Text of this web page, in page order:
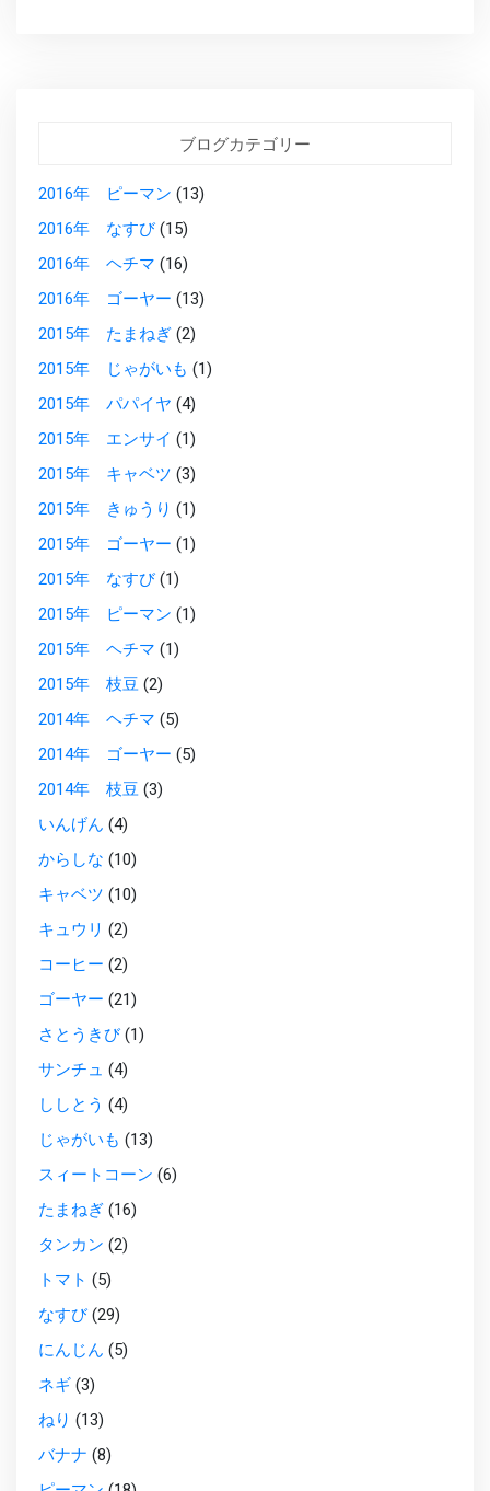
ブログカテゴリー
2016年 ピーマン (13)
2016年 なすび(15)
2016年 ヘチマ (16)
2016年 ゴーヤー (13)
2015年 たまねぎ (2)
2015年 じゃがいも (1)
2015年 パパイヤ (4)
2015年 エンサイ (1)
2015年 キャベツ (3)
2015年 きゅうり (1)
2015年 ゴーヤー (1)
2015年 なすび(1)
2015年 ピーマン (1)
2015年 ヘチマ (1)
2015年 枝豆 (2)
2014年 ヘチマ (5)
2014年 ゴーヤー (5)
2014年 枝豆 (3)
いんげん (4)
からしな (10)
キャベツ (10)
キュウリ (2)
コーヒー (2)
ゴーヤー (21)
さとうきび(1)
サンチュ (4)
ししとう (4)
じゃがいも (13)
スィートコーン (6)
たまねぎ (16)
タンカン (2)
トマト (5)
なすび(29)
にんじん (5)
ネギ (3)
ねり (13)
バナナ (8)